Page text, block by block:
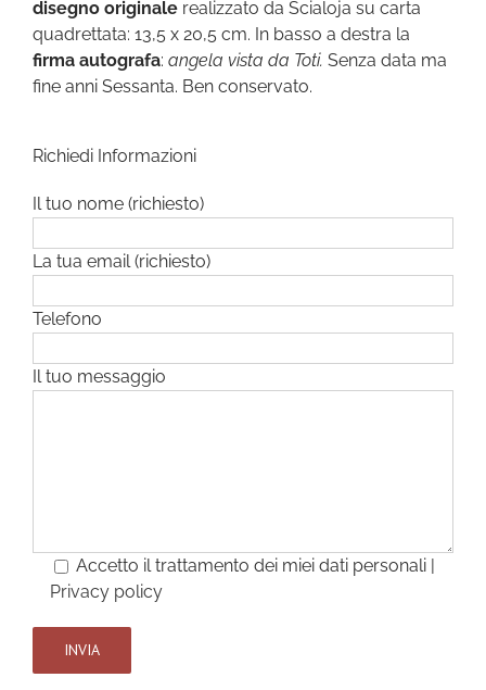
disegno originale realizzato da Scialoja su carta
quadrettata: 13,5 x 20,5 cm. In basso a destra la
firma autografa: angela vista da Toti. Senza data ma
fine anni Sessanta. Ben conservato.
Richiedi Informazioni
Il tuo nome (richiesto)
La tua email (richiesto)
Telefono
Il tuo messaggio
Accetto il trattamento dei miei dati personali |
Privacy policy